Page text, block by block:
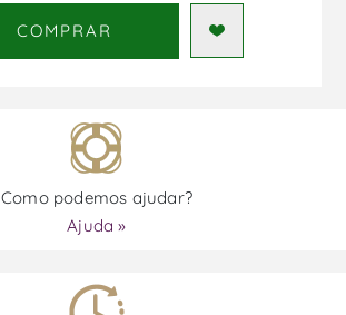
COMPRAR
Como podemos ajudar?
Ajuda »